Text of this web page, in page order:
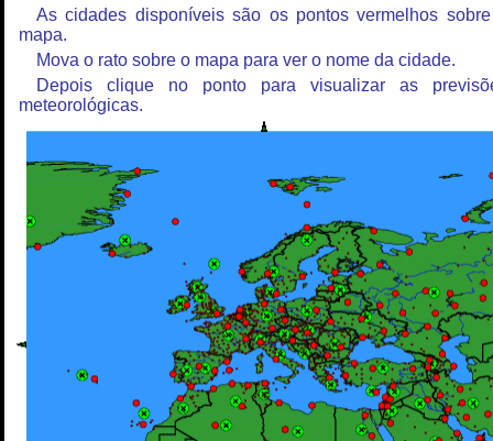
As cidades disponíveis são os pontos vermelhos
mapa.
Mova o rato sobre o mapa para ver o nome da cidade.
Depois clique no ponto para visualizar as
meteorológicas.